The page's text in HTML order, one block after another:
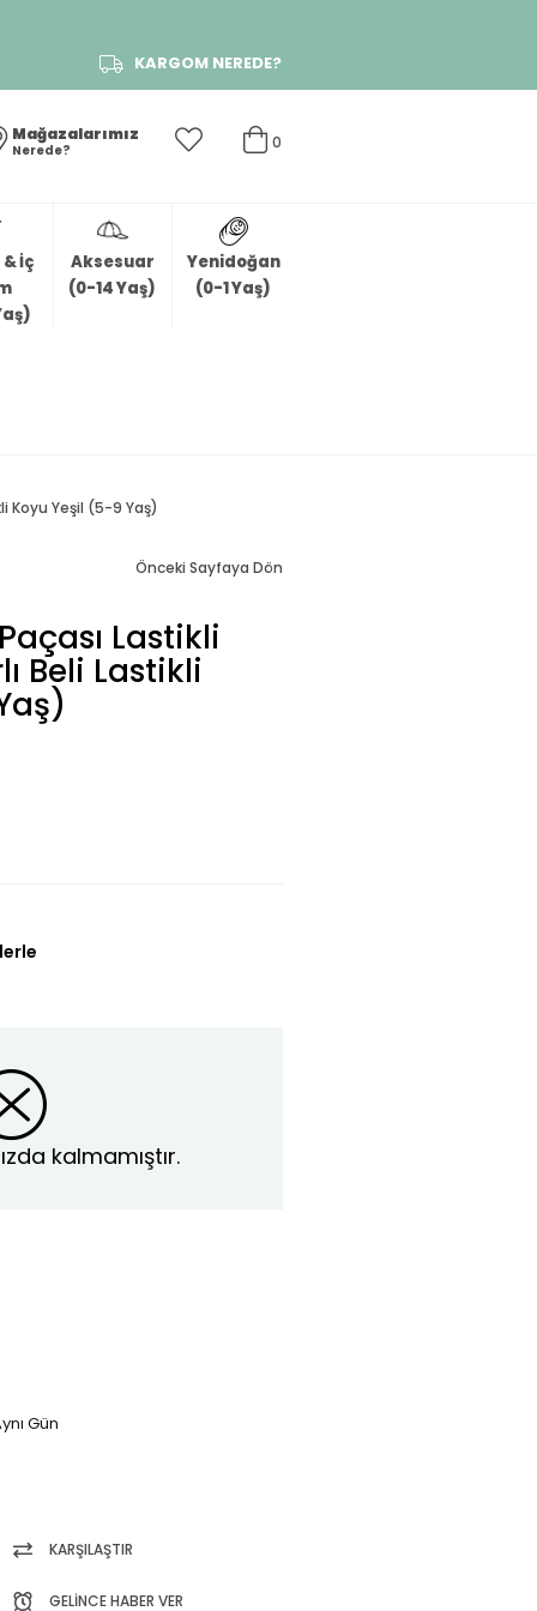
KARGOM NEREDE?
0
Mağazalarımız
Nerede?
İç
Aksesuar
(0-14 Yaş)
Yenidoğan
(0-1 Yaş)
Koyu Yeşil (5-9 Yaş)
Önceki Sayfaya Dön
Lastikli
Beli Lastikli
kalmamıştır.
Gün
KARŞILAŞTIR
GELINCE HABER VER